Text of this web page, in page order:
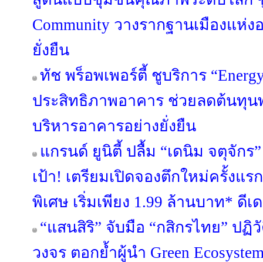
Community วางรากฐานเมืองแห่
ยั่งยืน
ทัช พร็อพเพอร์ตี้ ชูบริการ
ประสิทธิภาพอาคาร ช่วยลดต้นทุน
บริหารอาคารอย่างยั่งยืน
แกรนด์ ยูนิตี้ ปลื้ม “เดนิม จตุจักร
เป้า! เตรียมเปิดจองตึกใหม่ครั้งแ
พิเศษ เริ่มเพียง 1.99 ล้านบาท* ดีเ
“แสนสิริ” จับมือ “กสิกรไทย” ปฏิ
วงจร ตอกย้ำผู้นำ Green